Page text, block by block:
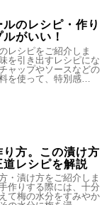
ルのレシピ・作り
がいい！
レシピをご紹介しま
を引き出すレシピにな
ャップやソースなどの
を使って、特別感…
り方。この漬け方
道レシピを解説
・漬け方をご紹介しま
作りする際には、十分
て梅の水分をすみやか